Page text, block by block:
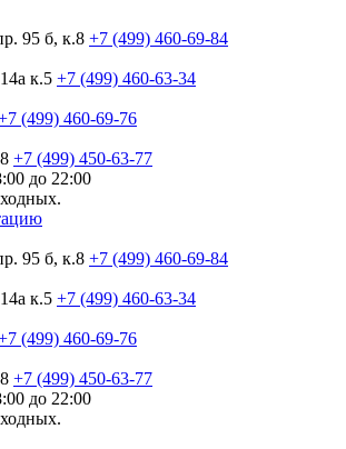
95 б, к.8 +7 (499) 460-69-84
к.5 +7 (499) 460-63-34
(499) 460-69-76
+7 (499) 450-63-77
до 22:00
95 б, к.8 +7 (499) 460-69-84
к.5 +7 (499) 460-63-34
(499) 460-69-76
+7 (499) 450-63-77
до 22:00